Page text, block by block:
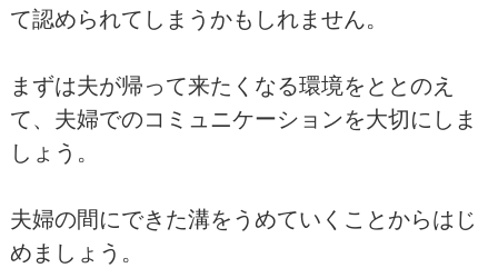
て認められてしまうかもしれません。
まずは夫が帰って来たくなる環境をととのえ
て、夫婦でのコミュニケーションを大切にしま
しょう。
夫婦の間にできた溝をうめていくことからはじ
めましょう。